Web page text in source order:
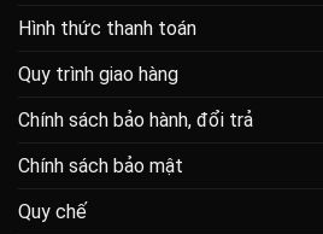
Hình thức thanh toán
Quy trình giao hàng
Chính sách bảo hành, đổi trả
Chính sách bảo mật
Quy chế